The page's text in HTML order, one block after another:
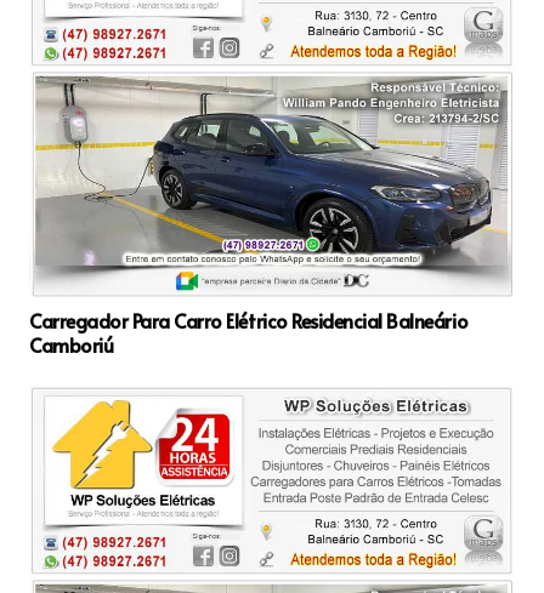
Carregador Para Carro Elétrico Residencial Balneário
Camboriú